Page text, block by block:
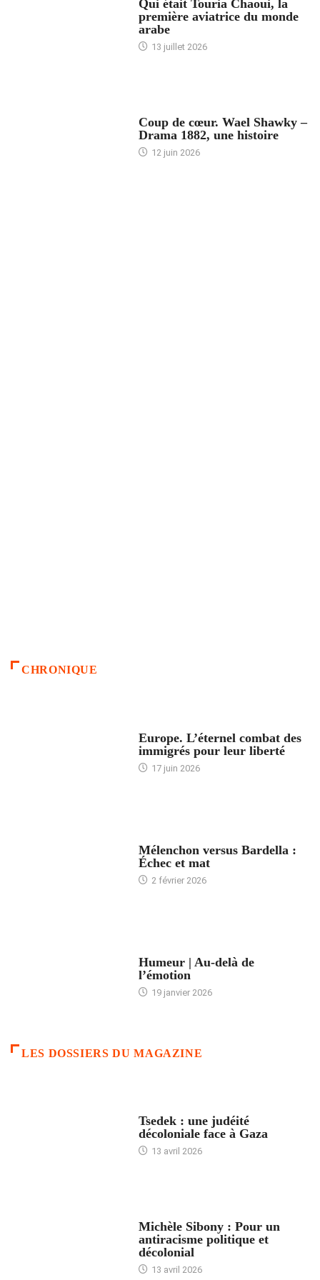
Qui était Touria Chaoui, la
première aviatrice du monde
arabe
13 juillet 2026
Coup de cœur. Wael Shawky –
Drama 1882, une histoire
12 juin 2026
CHRONIQUE
Europe. L’éternel combat des
immigrés pour leur liberté
17 juin 2026
Mélenchon versus Bardella :
Échec et mat
2 février 2026
Humeur | Au-delà de
l’émotion
19 janvier 2026
LES DOSSIERS DU MAGAZINE
Tsedek : une judéité
décoloniale face à Gaza
13 avril 2026
Michèle Sibony : Pour un
antiracisme politique et
décolonial
13 avril 2026